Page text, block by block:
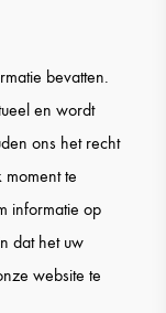
bevatten.
en wordt
ons het recht
te
informatie op
dat het uw
website te